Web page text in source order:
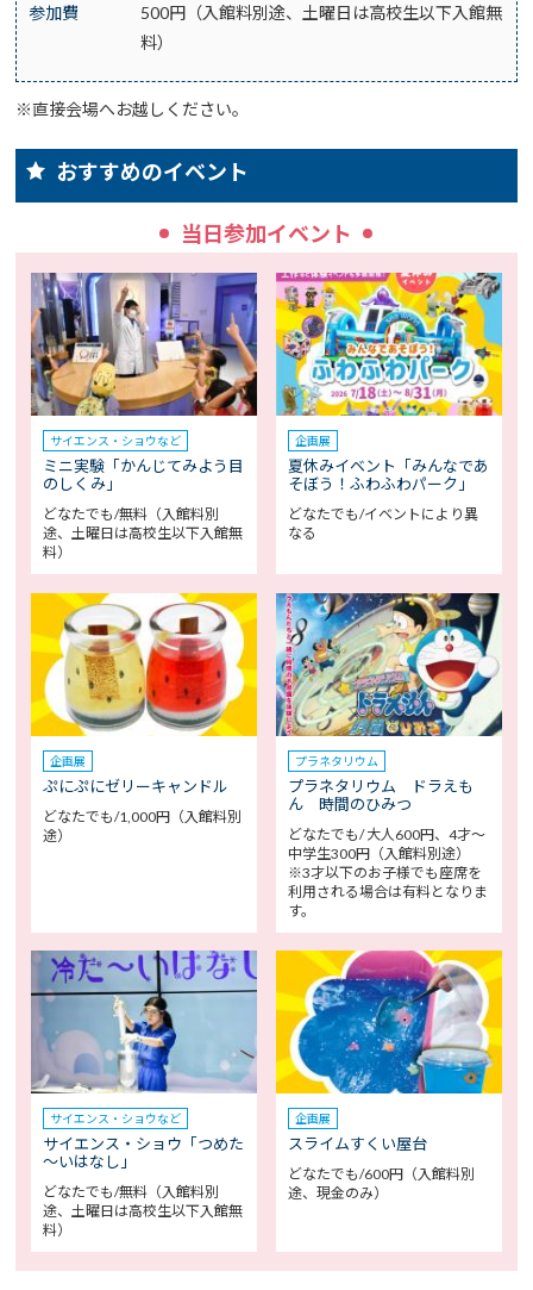
参加費
500円（入館料別途、土曜日は高校生以下入館無
料）
※直接会場へお越しください。
おすすめのイベント
当日参加イベント
サイエンス・ショウなど
ミニ実験「かんじてみよう目
のしくみ」
どなたでも/無料（入館料別
途、土曜日は高校生以下入館無
料）
企画展
夏休みイベント「みんなであ
そぼう！ふわふわパーク」
どなたでも/イベントにより異
なる
企画展
ぷにぷにゼリーキャンドル
どなたでも/1,000円（入館料別
途）
プラネタリウム
プラネタリウム ドラえも
ん 時間のひみつ
どなたでも/ 大人600円、4才～
中学生300円（入館料別途）
※3才以下のお子様でも座席を
利用される場合は有料となりま
す。
サイエンス・ショウなど
サイエンス・ショウ「つめた
～いはなし」
どなたでも/無料（入館料別
途、土曜日は高校生以下入館無
料）
企画展
スライムすくい屋台
どなたでも/600円（入館料別
途、現金のみ）